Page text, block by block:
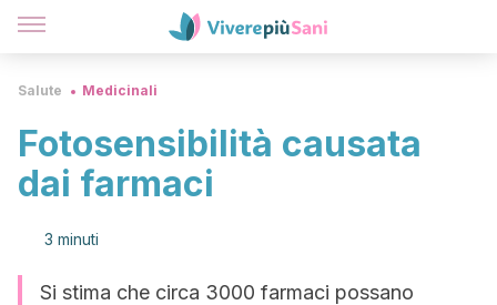
Salute Medicinali
Fotosensibilità causata
dai farmaci
3 minuti
Si stima che circa 3000 farmaci possano